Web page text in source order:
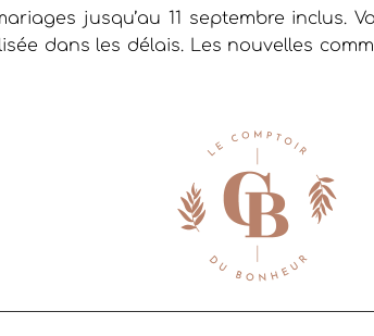
jusqu’au 11 septembre inclus.
dans les délais. Les nouvelles